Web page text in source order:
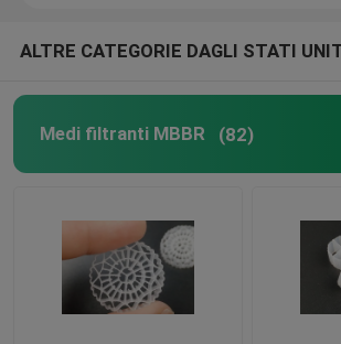
Media di filtraggio bio-blocco
Palancola del PVC
ALTRE CATEGORIE DAGLI STATI
Medi filtranti MBBR (82)